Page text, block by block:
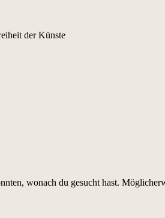
der Künste
wonach du gesucht hast.